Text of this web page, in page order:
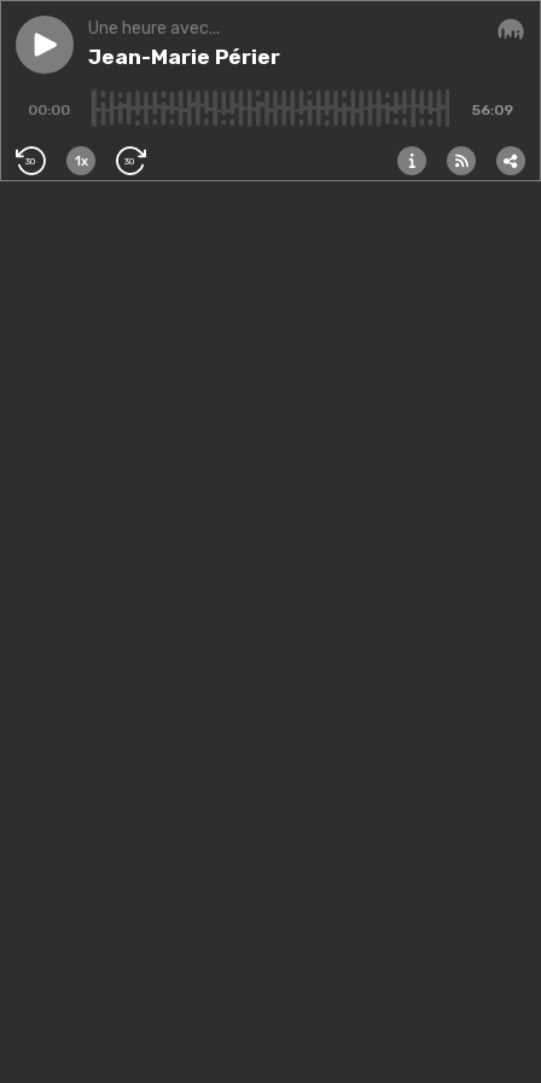
Play episodeJean-Marie Périer
Une heure avec...
Jean-Marie Périer
00:00 56:09
30 1x 30